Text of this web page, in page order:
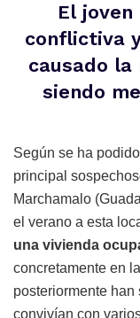
El
conflictiva
causado
siendo
Según se ha
principal
Marchamalo
el verano a esta
una vivienda
concretamente en
posteriormente
convivían con